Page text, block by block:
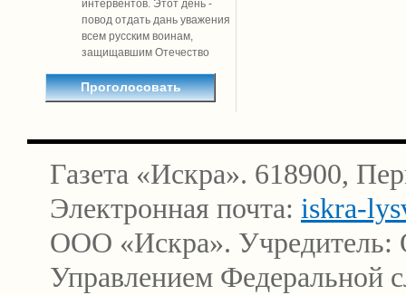
интервентов. Этот день -
повод отдать дань уважения
всем русским воинам,
защищавшим Отечество
Газета «Искра». 618900,
Электронная почта: iskra-
ООО «Искра». Учредитель:
Управлением Федеральной